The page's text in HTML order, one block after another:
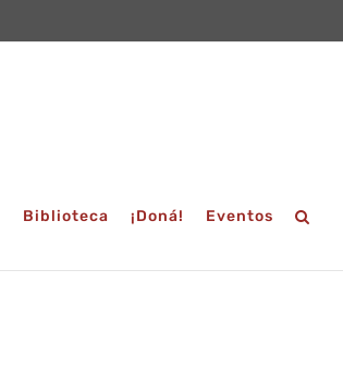
Biblioteca ¡Doná! Eventos